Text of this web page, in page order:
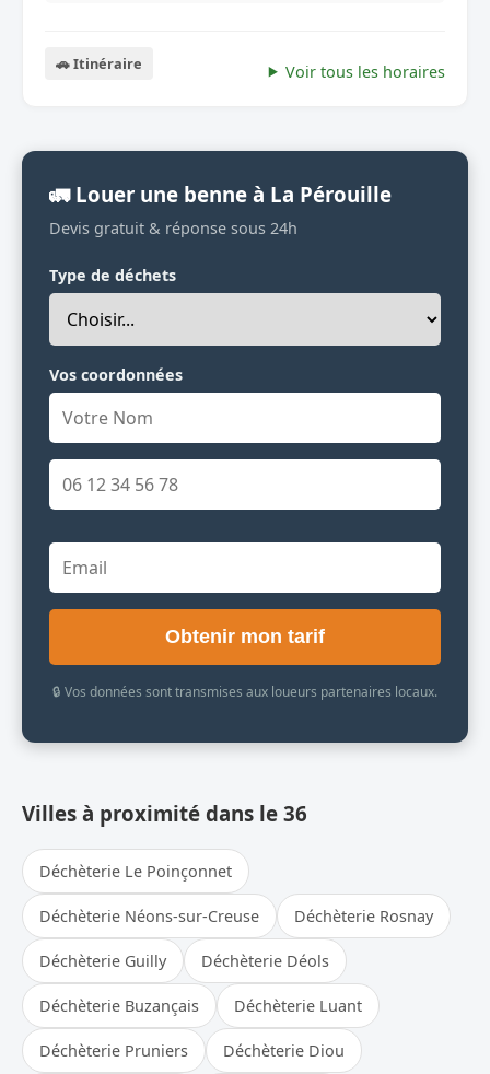
🚗 Itinéraire Voir tous les horaires
🚛 Louer une benne à La Pérouille
Devis gratuit & réponse sous 24h
Type de déchets
Vos coordonnées
Obtenir mon tarif
🔒 Vos données sont transmises aux loueurs partenaires locaux.
Villes à proximité dans le 36
Déchèterie Le Poinçonnet
Déchèterie Néons-sur-Creuse Déchèterie Rosnay
Déchèterie Guilly Déchèterie Déols
Déchèterie Buzançais Déchèterie Luant
Déchèterie Pruniers Déchèterie Diou